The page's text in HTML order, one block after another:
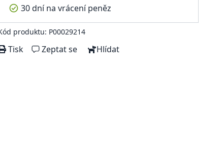
30 dní na vrácení peněz
produktu: P00029214
Tisk Zeptat se Hlídat